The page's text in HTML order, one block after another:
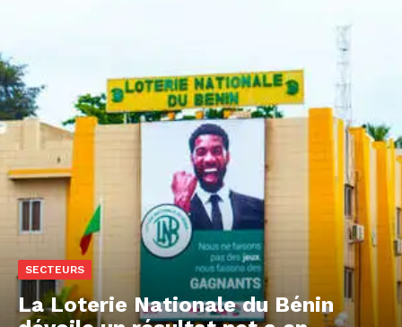
SECTEURS
La Loterie Nationale du Bénin